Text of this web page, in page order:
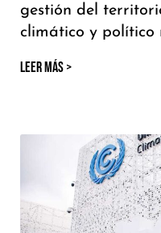
gestión del
climático y político
LEER MÁS >